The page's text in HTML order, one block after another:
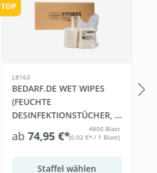
TOP
LB163
BEDARF.DE WET WIPES
(FEUCHTE
DESINFEKTIONSTÜCHER, 6
ab74,95 €*
4800 Blatt
(0,02 €* / 1 Blatt)
Staffel wählen